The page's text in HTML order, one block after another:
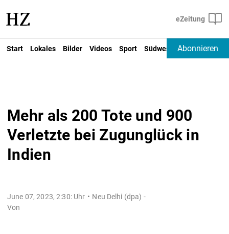
Start Lokales Bilder Videos Sport Südwest Deutschland
Abonnieren
Mehr als 200 Tote und 900
Verletzte bei Zugunglück in
Indien
June 07, 2023, 2:30: Uhr
Neu Delhi (dpa) -
Von